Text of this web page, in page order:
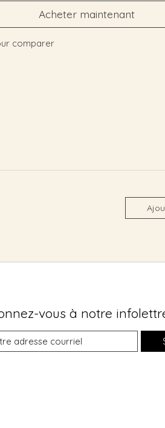
Acheter maintenant
comparer
vous à notre